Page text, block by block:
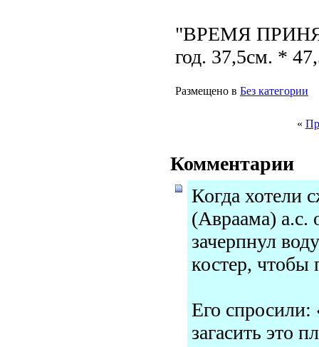
"ВРЕМЯ
год. 37,5см. *
Размещено в Без категории
«
Комментарии
Когда хотели
(Авраама) а.с.
зачерпнул
костер, чтобы
Его спросили:
загасить это